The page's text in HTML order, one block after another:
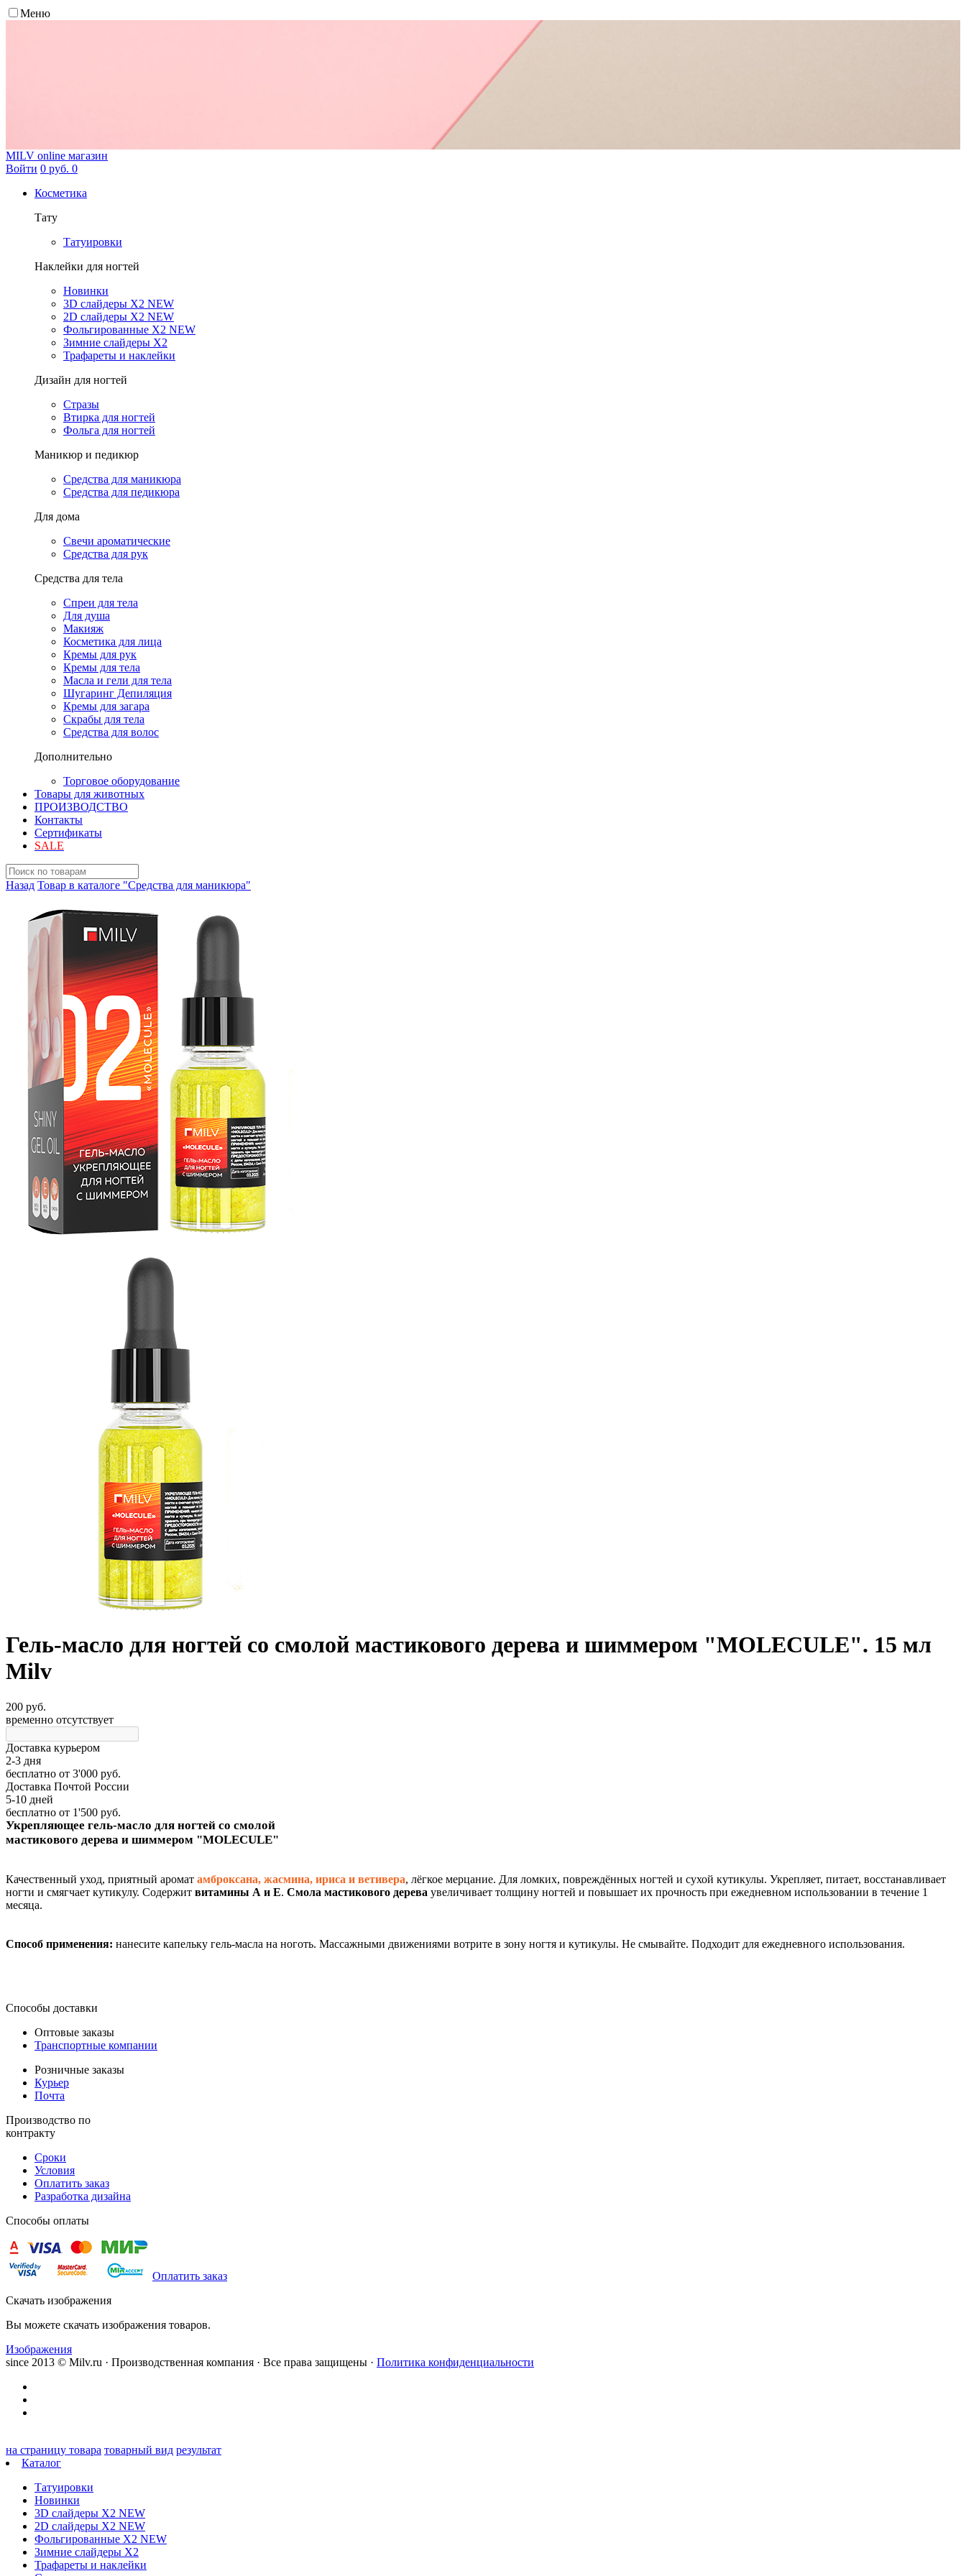
Меню
MILV online магазин
Войти 0 руб. 0
Косметика
Тату
Татуировки
Наклейки для ногтей
Новинки
3D слайдеры X2 NEW
2D слайдеры X2 NEW
Фольгированные X2 NEW
Зимние слайдеры Х2
Трафареты и наклейки
Дизайн для ногтей
Стразы
Втирка для ногтей
Фольга для ногтей
Маникюр и педикюр
Средства для маникюра
Средства для педикюра
Для дома
Свечи ароматические
Средства для рук
Средства для тела
Спреи для тела
Для душа
Макияж
Косметика для лица
Кремы для рук
Кремы для тела
Масла и гели для тела
Шугаринг Депиляция
Кремы для загара
Скрабы для тела
Средства для волос
Дополнительно
Торговое оборудование
Товары для животных
ПРОИЗВОДСТВО
Контакты
Сертификаты
SALE
Назад Товар в каталоге "Средства для маникюра"
Гель-масло для ногтей со смолой мастикового дерева и шиммером "MOLECULE". 15 мл
Milv
200 руб.
временно отсутствует
Доставка курьером
2-3 дня
бесплатно от 3'000 руб.
Доставка Почтой России
5-10 дней
бесплатно от 1'500 руб.
Укрепляющее гель-масло для ногтей со смолой
мастикового дерева и шиммером "MOLECULE"
Качественный уход, приятный аромат амброксана, жасмина, ириса и ветивера, лёгкое мерцание. Для ломких, повреждённых ногтей и сухой кутикулы. Укрепляет, питает, восстанавливает
ногти и смягчает кутикулу. Содержит витамины А и Е. Смола мастикового дерева увеличивает толщину ногтей и повышает их прочность при ежедневном использовании в течение 1
месяца.
Способ применения: нанесите капельку гель-масла на ноготь. Массажными движениями вотрите в зону ногтя и кутикулы. Не смывайте. Подходит для ежедневного использования.
Способы доставки
Оптовые заказы
Транспортные компании
Розничные заказы
Курьер
Почта
Производство по
контракту
Сроки
Условия
Оплатить заказ
Разработка дизайна
Способы оплаты
Оплатить заказ
Скачать изображения
Вы можете скачать изображения товаров.
Изображения
since 2013 © Milv.ru · Производственная компания · Все права защищены · Политика конфиденциальности
на страницу товара товарный вид результат
Каталог
Татуировки
Новинки
3D слайдеры X2 NEW
2D слайдеры X2 NEW
Фольгированные X2 NEW
Зимние слайдеры Х2
Трафареты и наклейки